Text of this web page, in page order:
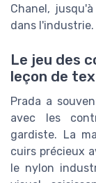
Chanel,
dans l'industrie.
Le jeu des
leçon de
Prada a
avec les
gardiste. La
cuirs précieux
le nylon